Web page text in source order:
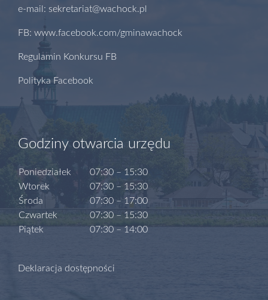
e-mail: sekretariat@wachock.pl
FB: www.facebook.com/gminawachock
Regulamin Konkursu FB
Polityka Facebook
Godziny otwarcia urzędu
Poniedziałek
Wtorek
Środa
Czwartek
Piątek
07:30 – 15:30
07:30 – 15:30
07:30 – 17:00
07:30 – 15:30
07:30 – 14:00
Deklaracja dostępności